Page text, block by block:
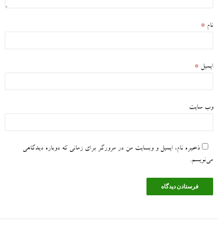
نام *
ایمیل *
وب‌ سایت
ذخیره نام، ایمیل و وبسایت من در مرورگر برای زمانی که دوباره دیدگاهی
می‌نویسم.